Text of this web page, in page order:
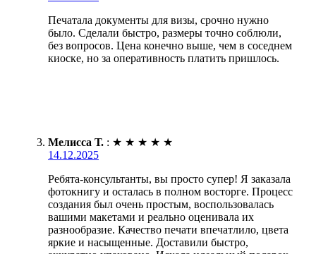
Печатала документы для визы, срочно нужно
было. Сделали быстро, размеры точно соблюли,
без вопросов. Цена конечно выше, чем в соседнем
киоске, но за оперативность платить пришлось.
Мелисса Т. : ★ ★ ★ ★ ★
14.12.2025
Ребята-консультанты, вы просто супер! Я заказала
фотокнигу и осталась в полном восторге. Процесс
создания был очень простым, воспользовалась
вашими макетами и реально оценивала их
разнообразие. Качество печати впечатлило, цвета
яркие и насыщенные. Доставили быстро,